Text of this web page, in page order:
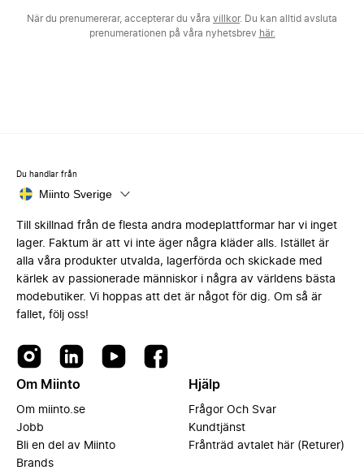
När du prenumererar, accepterar du våra villkor. Du kan alltid avsluta
prenumerationen på våra nyhetsbrev här.
Du handlar från
Miinto Sverige
Till skillnad från de flesta andra modeplattformar har vi inget
lager. Faktum är att vi inte äger några kläder alls. Istället är
alla våra produkter utvalda, lagerförda och skickade med
kärlek av passionerade människor i några av världens bästa
modebutiker. Vi hoppas att det är något för dig. Om så är
fallet, följ oss!
Om Miinto
Om miinto.se
Jobb
Bli en del av Miinto
Brands
Hjälp
Frågor Och Svar
Kundtjänst
Frånträd avtalet här (Returer)